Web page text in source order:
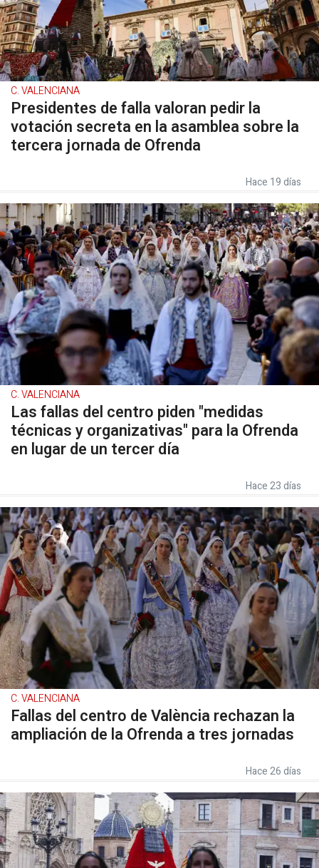
C. VALENCIANA
Presidentes de falla valoran pedir la
votación secreta en la asamblea sobre la
tercera jornada de Ofrenda
Hace 19 días
C. VALENCIANA
Las fallas del centro piden "medidas
técnicas y organizativas" para la Ofrenda
en lugar de un tercer día
Hace 23 días
C. VALENCIANA
Fallas del centro de València rechazan la
ampliación de la Ofrenda a tres jornadas
Hace 26 días